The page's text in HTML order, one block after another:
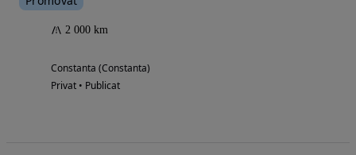
2 000 km
Constanta (Constanta)
Privat • Publicat